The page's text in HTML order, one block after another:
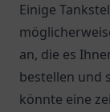
Einige
an, die es
bestellen und
könnte eine